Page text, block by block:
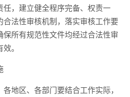
，建立健全程序完备、权责一
法性审核机制，落实审核工作要
所有规范性文件均经过合法性审
。
各地区、各部门要结合工作实际，